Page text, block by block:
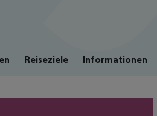
Reiseziele Informationen